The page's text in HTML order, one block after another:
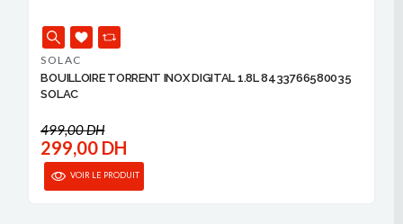
SOLAC
BOUILLOIRE TORRENT INOX DIGITAL 1.8L 8433766580035
SOLAC
499,00 DH
299,00 DH
VOIR LE PRODUIT